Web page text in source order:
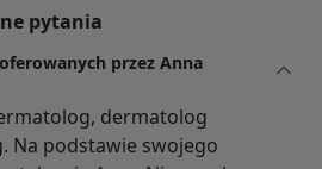
pytania
przez Anna
dermatolog
Na podstawie swojego